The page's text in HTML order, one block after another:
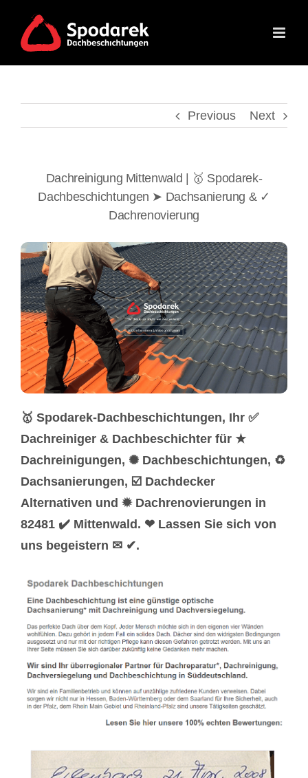
content
Previous Next
Dachreinigung Mittenwald | 🥇 Spodarek-
Dachbeschichtungen ➤ Dachsanierung & ✓
Dachrenovierung
🥇 Spodarek-Dachbeschichtungen, Ihr ✅
Dachreiniger & Dachbeschichter für ★
Dachreinigungen, ✺ Dachbeschichtungen, ♻
Dachsanierungen, ☑️ Dachdecker
Alternativen und ✹ Dachrenovierungen in
82481 ✔️ Mittenwald. ❤ Lassen Sie sich von
uns begeistern ✉ ✔.